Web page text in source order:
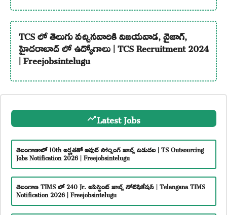
TCS లో తెలుగు వచ్చినవారికి విజయవాడ, వైజాగ్,
హైదరాబాద్ లో ఉద్యోగాలు | TCS Recruitment 2024
| Freejobsintelugu
Latest Jobs
తెలంగాణాలో 10th అర్హతతో అవుట్ సోర్సింగ్ జాబ్స్ విడుదల | TS Outsourcing
Jobs Notification 2026 | Freejobsintelugu
తెలంగాణ TIMS లో 240 Jr. అసిస్టెంట్ జాబ్స్ నోటిఫికేషన్ | Telangana TIMS
Notification 2026 | Freejobsintelugu